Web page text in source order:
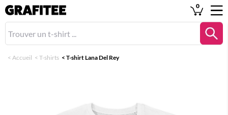
0
< Accueil < T-shirts < T-shirt Lana Del Rey